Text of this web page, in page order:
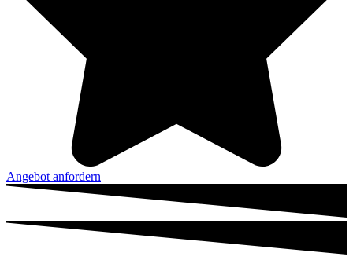
Angebot anfordern